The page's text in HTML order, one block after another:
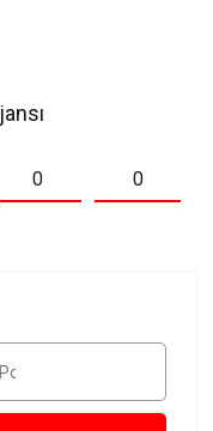
0 0